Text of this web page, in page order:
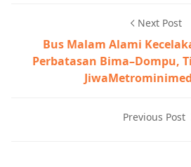
Next Post
Bus Malam Alami
Perbatasan Bima–Dompu,
Previous Post